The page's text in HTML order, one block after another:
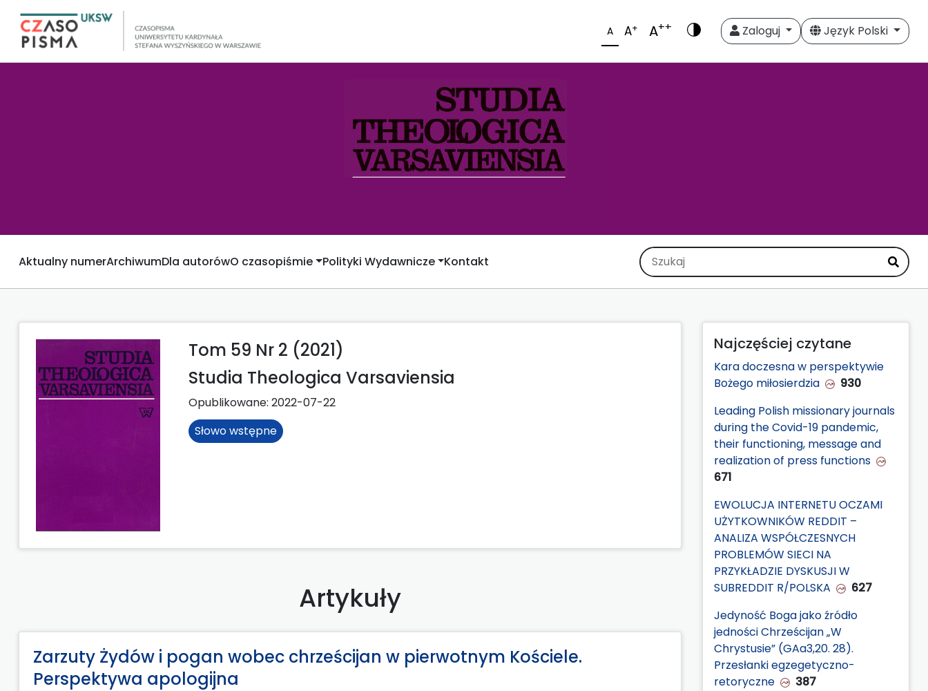
A A+ A++ Zaloguj Język Polski
Aktualny numerArchiwumDla autorówO czasopiśmie Polityki Wydawnicze Kontakt
Tom 59 Nr 2 (2021)
Studia Theologica Varsaviensia
Opublikowane: 2022-07-22
Słowo wstępne
Artykuły
Zarzuty Żydów i pogan wobec chrześcijan w pierwotnym Kościele.
Perspektywa apologijna
Najczęściej czytane
Kara doczesna w perspektywie
Bożego miłosierdzia
930
Leading Polish missionary journals
during the Covid-19 pandemic,
their functioning, message and
realization of press functions
671
EWOLUCJA INTERNETU OCZAMI
UŻYTKOWNIKÓW REDDIT –
ANALIZA WSPÓŁCZESNYCH
PROBLEMÓW SIECI NA
PRZYKŁADZIE DYSKUSJI W
SUBREDDIT R/POLSKA
627
Jedyność Boga jako źródło
jedności Chrześcijan „W
Chrystusie” (GAa3,20. 28).
Przesłanki egzegetyczno-
retoryczne
387